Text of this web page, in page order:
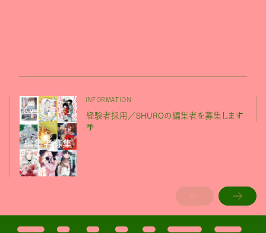
INFORMATION
経験者採用／SHUROの編集者を募集します
🌴